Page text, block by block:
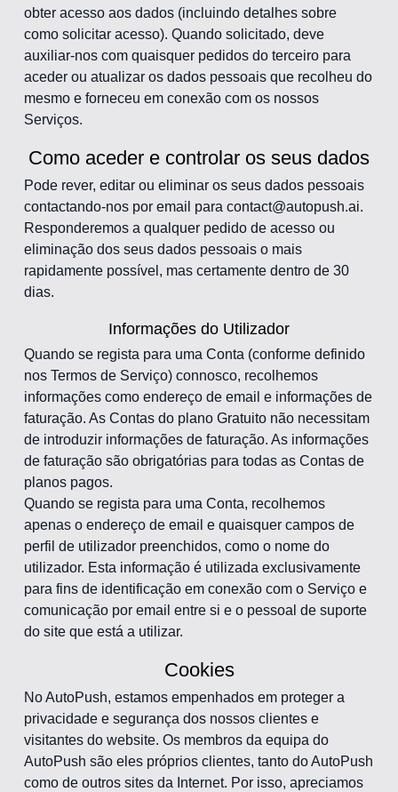
obter acesso aos dados (incluindo detalhes sobre
como solicitar acesso). Quando solicitado, deve
auxiliar-nos com quaisquer pedidos do terceiro para
aceder ou atualizar os dados pessoais que recolheu do
mesmo e forneceu em conexão com os nossos
Serviços.
Como aceder e controlar os seus dados
Pode rever, editar ou eliminar os seus dados pessoais
contactando-nos por email para contact@autopush.ai.
Responderemos a qualquer pedido de acesso ou
eliminação dos seus dados pessoais o mais
rapidamente possível, mas certamente dentro de 30
dias.
Informações do Utilizador
Quando se regista para uma Conta (conforme definido
nos Termos de Serviço) connosco, recolhemos
informações como endereço de email e informações de
faturação. As Contas do plano Gratuito não necessitam
de introduzir informações de faturação. As informações
de faturação são obrigatórias para todas as Contas de
planos pagos.
Quando se regista para uma Conta, recolhemos
apenas o endereço de email e quaisquer campos de
perfil de utilizador preenchidos, como o nome do
utilizador. Esta informação é utilizada exclusivamente
para fins de identificação em conexão com o Serviço e
comunicação por email entre si e o pessoal de suporte
do site que está a utilizar.
Cookies
No AutoPush, estamos empenhados em proteger a
privacidade e segurança dos nossos clientes e
visitantes do website. Os membros da equipa do
AutoPush são eles próprios clientes, tanto do AutoPush
como de outros sites da Internet. Por isso, apreciamos